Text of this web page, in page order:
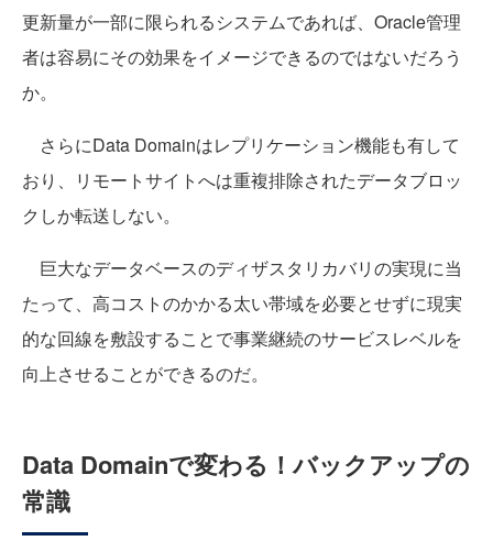
更新量が一部に限られるシステムであれば、Oracle管理
者は容易にその効果をイメージできるのではないだろう
か。
さらにData Domainはレプリケーション機能も有して
おり、リモートサイトへは重複排除されたデータブロッ
クしか転送しない。
巨大なデータベースのディザスタリカバリの実現に当
たって、高コストのかかる太い帯域を必要とせずに現実
的な回線を敷設することで事業継続のサービスレベルを
向上させることができるのだ。
Data Domainで変わる！バックアップの
常識